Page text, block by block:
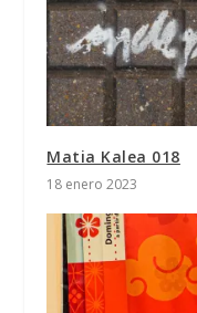
Matia Kalea 018
18 enero 2023